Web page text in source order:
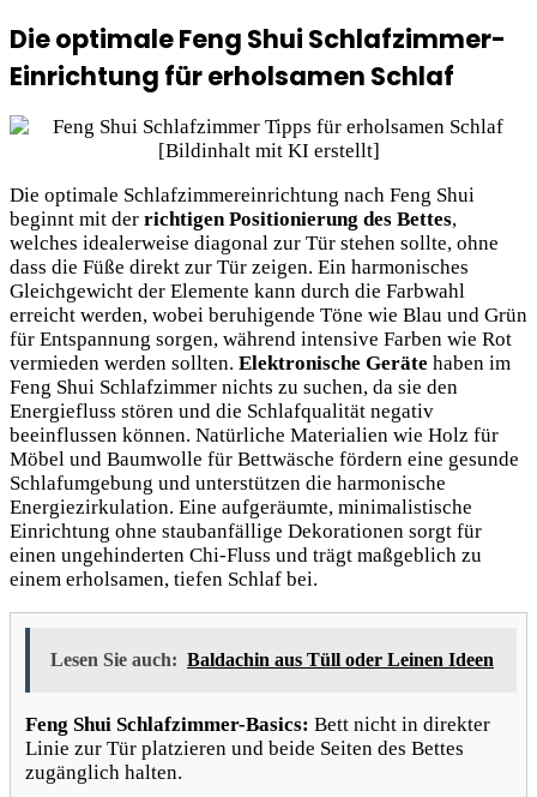
Die optimale Feng Shui Schlafzimmer-
Einrichtung für erholsamen Schlaf
Die optimale Schlafzimmereinrichtung nach Feng Shui
beginnt mit der richtigen Positionierung des Bettes,
welches idealerweise diagonal zur Tür stehen sollte, ohne
dass die Füße direkt zur Tür zeigen. Ein harmonisches
Gleichgewicht der Elemente kann durch die Farbwahl
erreicht werden, wobei beruhigende Töne wie Blau und Grün
für Entspannung sorgen, während intensive Farben wie Rot
vermieden werden sollten. Elektronische Geräte haben im
Feng Shui Schlafzimmer nichts zu suchen, da sie den
Energiefluss stören und die Schlafqualität negativ
beeinflussen können. Natürliche Materialien wie Holz für
Möbel und Baumwolle für Bettwäsche fördern eine gesunde
Schlafumgebung und unterstützen die harmonische
Energiezirkulation. Eine aufgeräumte, minimalistische
Einrichtung ohne staubanfällige Dekorationen sorgt für
einen ungehinderten Chi-Fluss und trägt maßgeblich zu
einem erholsamen, tiefen Schlaf bei.
Lesen Sie auch: Baldachin aus Tüll oder Leinen Ideen
Feng Shui Schlafzimmer-Basics: Bett nicht in direkter
Linie zur Tür platzieren und beide Seiten des Bettes
zugänglich halten.